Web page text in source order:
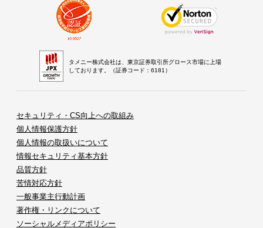
タメニー株式会社は、東京証券取引所グロース市場に上場
しております。（証券コード：6181）
セキュリティ・CS向上への取組み
個人情報保護方針
個人情報の取扱いについて
情報セキュリティ基本方針
品質方針
苦情対応方針
一般事業主行動計画
著作権・リンクについて
ソーシャルメディアポリシー